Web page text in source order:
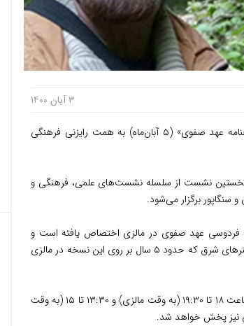
۳ آبان ۱۴۰۰
توریست مالزی – نشست مجازی «معرفی نسخه نفیس شاهنامه عهد صفوی» (۵ آبان‌ماه) به همت رایزنی فرهنگی
نخستین نشست از سلسله نشست‌های علمی، فرهنگی و
و سنگاپور برگزار می‌شود.
عهد صفوی در مالزی اختصاص یافته است و
توسط امیر حسین ذکرگو، پژوهشگر و نویسنده بنام در حوزه هنرهای شرق که حدود ۵ سال بر روی این نسخه در مالزی
این نشست علمی، فرهنگی و ادبی روز چهارشنبه (۵ آبان‌ماه) ساعت ۱۸ تا ۱۹:۳۰ (به وقت مالزی) و ۱۳:۳۰ تا ۱۵ (به وقت
نیز پخش خواهد شد.